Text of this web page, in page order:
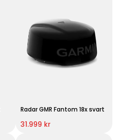
Radar GMR Fantom 18x svart
31.999 kr